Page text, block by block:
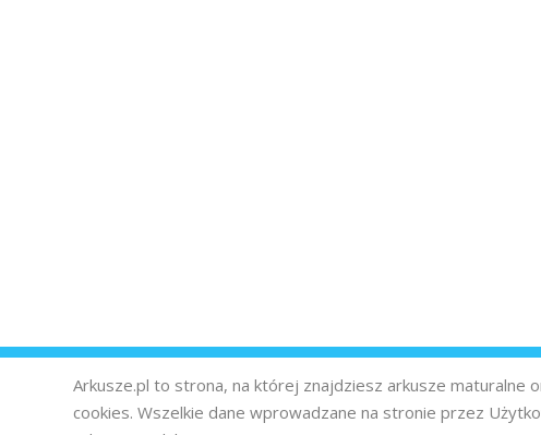
Arkusze.pl to strona, na której znajdziesz arkusze maturalne
cookies. Wszelkie dane wprowadzane na stronie przez